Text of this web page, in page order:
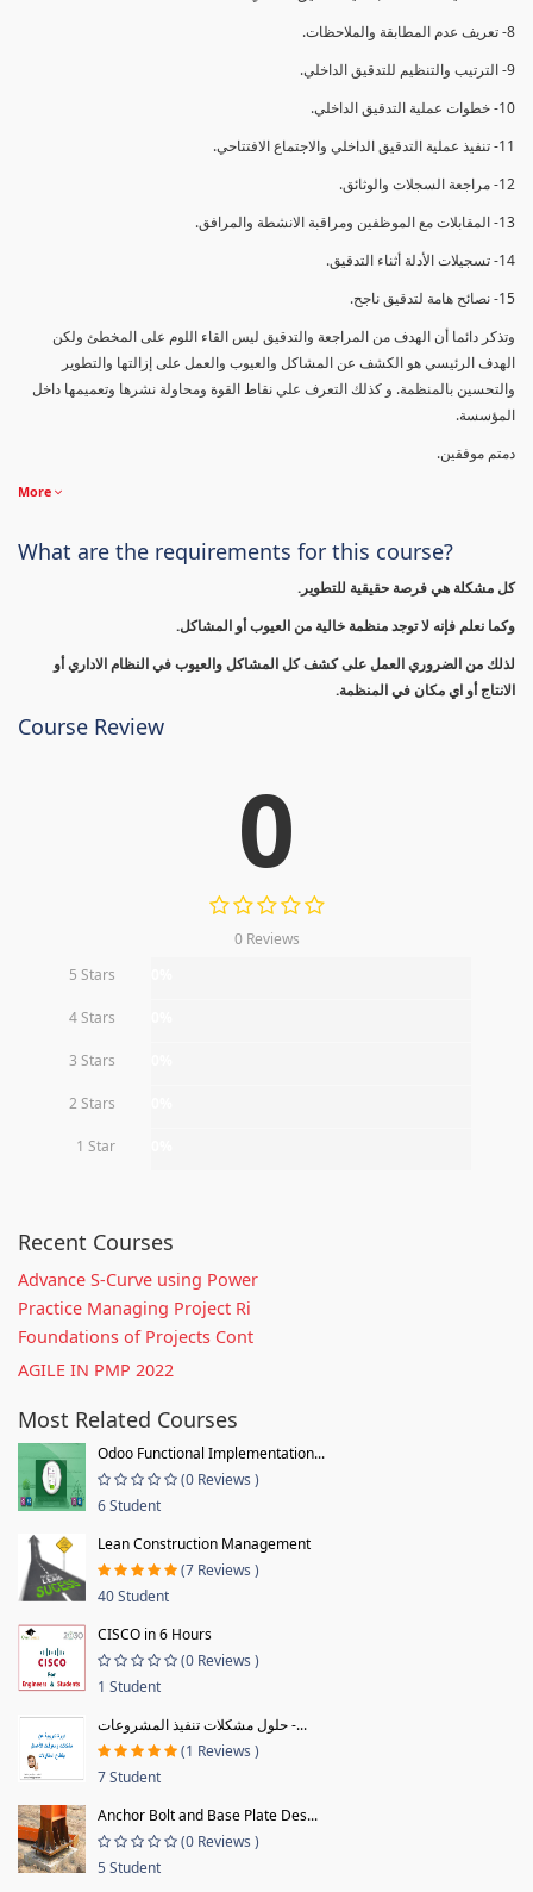
8- تعريف عدم المطابقة والملاحظات.
9- الترتيب والتنظيم للتدقيق الداخلي.
10- خطوات عملية التدقيق الداخلي.
11- تنفيذ عملية التدقيق الداخلي والاجتماع الافتتاحي.
12- مراجعة السجلات والوثائق.
13- المقابلات مع الموظفين ومراقبة الانشطة والمرافق.
14- تسجيلات الأدلة أثناء التدقيق.
15- نصائح هامة لتدقيق ناجح.
وتذكر دائما أن الهدف من المراجعة والتدقيق ليس القاء اللوم على المخطئ ولكن
الهدف الرئيسي هو الكشف عن المشاكل والعيوب والعمل على إزالتها والتطوير
والتحسين بالمنظمة. و كذلك التعرف علي نقاط القوة ومحاولة نشرها وتعميمها داخل
المؤسسة.
دمتم موفقين.
More
What are the requirements for this course?
كل مشكلة هي فرصة حقيقية للتطوير.
وكما نعلم فإنه لا توجد منظمة خالية من العيوب أو المشاكل.
لذلك من الضروري العمل على كشف كل المشاكل والعيوب في النظام الاداري أو
الانتاج أو اي مكان في المنظمة.
Course Review
0
0 Reviews
5 Stars
4 Stars
3 Stars
2 Stars
1 Star
Recent Courses
Advance S-Curve using Power
Practice Managing Project Ri
Foundations of Projects Cont
AGILE IN PMP 2022
Most Related Courses
Odoo Functional Implementation...
(0 Reviews )
6 Student
Lean Construction Management
(7 Reviews )
40 Student
CISCO in 6 Hours
(0 Reviews )
1 Student
حلول مشكلات تنفيذ المشروعات -...
(1 Reviews )
7 Student
Anchor Bolt and Base Plate Des...
(0 Reviews )
5 Student